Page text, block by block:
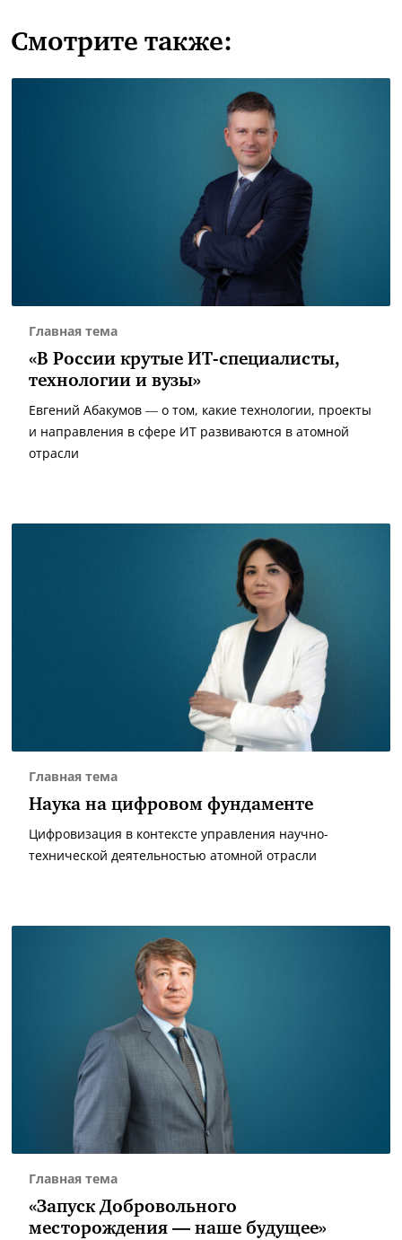
Смотрите также:
Главная тема
«В России крутые ИТ-специалисты,
технологии и вузы»
Евгений Абакумов — о том, какие технологии, проекты
и направления в сфере ИТ развиваются в атомной
отрасли
Главная тема
Наука на цифровом фундаменте
Цифровизация в контексте управления научно-
технической деятельностью атомной отрасли
Главная тема
«Запуск Добровольного
месторождения — наше будущее»